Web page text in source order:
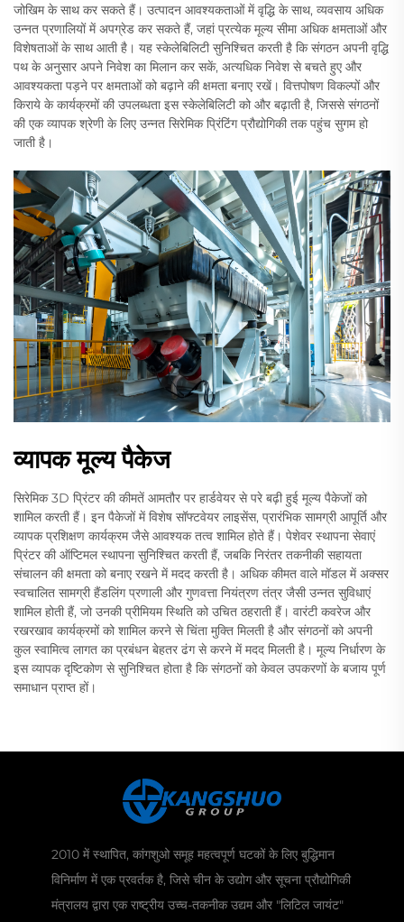
जोखिम के साथ कर सकते हैं। उत्पादन आवश्यकताओं में वृद्धि के साथ, व्यवसाय अधिक
उन्नत प्रणालियों में अपग्रेड कर सकते हैं, जहां प्रत्येक मूल्य सीमा अधिक क्षमताओं और
विशेषताओं के साथ आती है। यह स्केलेबिलिटी सुनिश्चित करती है कि संगठन अपनी वृद्धि
पथ के अनुसार अपने निवेश का मिलान कर सकें, अत्यधिक निवेश से बचते हुए और
आवश्यकता पड़ने पर क्षमताओं को बढ़ाने की क्षमता बनाए रखें। वित्तपोषण विकल्पों और
किराये के कार्यक्रमों की उपलब्धता इस स्केलेबिलिटी को और बढ़ाती है, जिससे संगठनों
की एक व्यापक श्रेणी के लिए उन्नत सिरेमिक प्रिंटिंग प्रौद्योगिकी तक पहुंच सुगम हो
जाती है।
व्यापक मूल्य पैकेज
सिरेमिक 3D प्रिंटर की कीमतें आमतौर पर हार्डवेयर से परे बढ़ी हुई मूल्य पैकेजों को
शामिल करती हैं। इन पैकेजों में विशेष सॉफ्टवेयर लाइसेंस, प्रारंभिक सामग्री आपूर्ति और
व्यापक प्रशिक्षण कार्यक्रम जैसे आवश्यक तत्व शामिल होते हैं। पेशेवर स्थापना सेवाएं
प्रिंटर की ऑप्टिमल स्थापना सुनिश्चित करती हैं, जबकि निरंतर तकनीकी सहायता
संचालन की क्षमता को बनाए रखने में मदद करती है। अधिक कीमत वाले मॉडल में अक्सर
स्वचालित सामग्री हैंडलिंग प्रणाली और गुणवत्ता नियंत्रण तंत्र जैसी उन्नत सुविधाएं
शामिल होती हैं, जो उनकी प्रीमियम स्थिति को उचित ठहराती हैं। वारंटी कवरेज और
रखरखाव कार्यक्रमों को शामिल करने से चिंता मुक्ति मिलती है और संगठनों को अपनी
कुल स्वामित्व लागत का प्रबंधन बेहतर ढंग से करने में मदद मिलती है। मूल्य निर्धारण के
इस व्यापक दृष्टिकोण से सुनिश्चित होता है कि संगठनों को केवल उपकरणों के बजाय पूर्ण
समाधान प्राप्त हों।
2010 में स्थापित, कांगशुओ समूह महत्वपूर्ण घटकों के लिए बुद्धिमान
विनिर्माण में एक प्रवर्तक है, जिसे चीन के उद्योग और सूचना प्रौद्योगिकी
मंत्रालय द्वारा एक राष्ट्रीय उच्च-तकनीक उद्यम और "लिटिल जायंट"